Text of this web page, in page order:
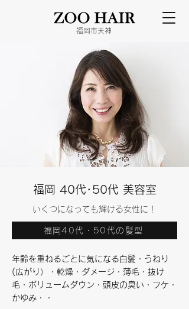
​福岡市天神
福岡 40代･50代 美容室
​いくつになっても輝ける女性に！​
福岡40代・50代の髪型
​年齢を重ねるごとに気になる白髪・うねり
(広がり）・乾燥・ダメージ・薄毛・抜け
毛・ボリュームダウン・頭皮の臭い・フケ・
かゆみ・・